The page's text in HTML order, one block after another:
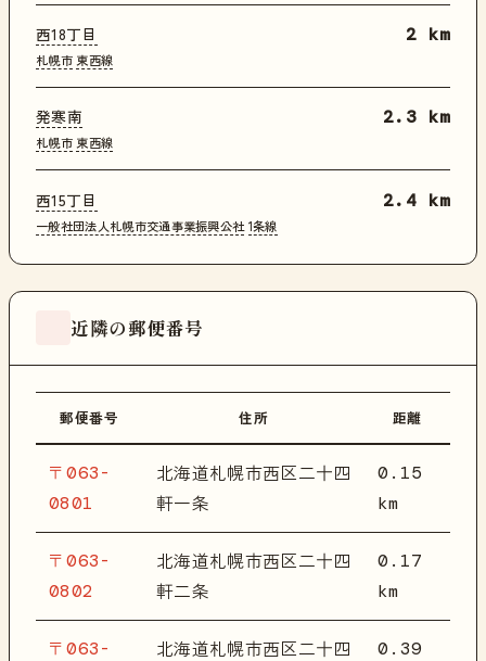
西18丁目
札幌市 東西線
2 km
発寒南
札幌市 東西線
2.3 km
西15丁目
一般社団法人札幌市交通事業振興公社 1条線
2.4 km
近隣の郵便番号
郵便番号 住所 距離
〒063-
0801
北海道札幌市西区二十四
軒一条
0.15
km
〒063-
0802
北海道札幌市西区二十四
軒二条
0.17
km
〒063- 北海道札幌市西区二十四 0.39